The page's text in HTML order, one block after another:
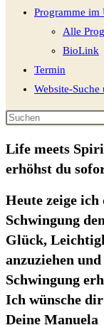
Programme im
Alle
BioLink
Termin
Website-Suche
Life meets
erhöhst du
Heute zeige
Schwingung
Glück,
anzuziehen
Schwingung
Ich wünsche
Deine Manuela